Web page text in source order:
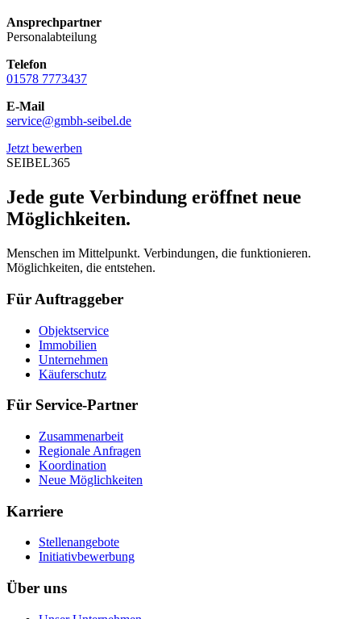
Ansprechpartner
Personalabteilung
Telefon
01578 7773437
E-Mail
service@gmbh-seibel.de
Jetzt bewerben
SEIBEL365
Jede gute Verbindung eröffnet neue
Möglichkeiten.
Menschen im Mittelpunkt. Verbindungen, die funktionieren.
Möglichkeiten, die entstehen.
Für Auftraggeber
Objektservice
Immobilien
Unternehmen
Käuferschutz
Für Service-Partner
Zusammenarbeit
Regionale Anfragen
Koordination
Neue Möglichkeiten
Karriere
Stellenangebote
Initiativbewerbung
Über uns